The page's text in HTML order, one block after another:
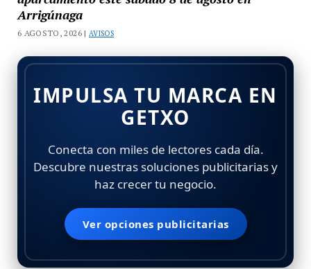
Arrigúnaga
6 AGOSTO, 2026 |AVISOS
IMPULSA TU MARCA EN
GETXO
Conecta con miles de lectores cada día.
Descubre nuestras soluciones publicitarias y
haz crecer tu negocio.
Ver opciones publicitarias